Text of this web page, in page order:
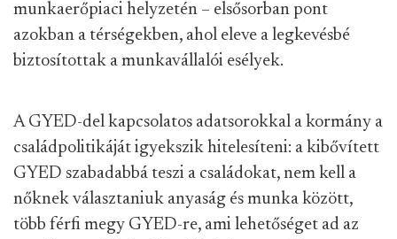
munkaerőpiaci helyzetén – elsősorban pont
azokban a térségekben, ahol eleve a legkevésbé
biztosítottak a munkavállalói esélyek.
A GYED-del kapcsolatos adatsorokkal a kormány a
családpolitikáját igyekszik hitelesíteni: a kibővített
GYED szabadabbá teszi a családokat, nem kell a
nőknek választaniuk anyaság és munka között,
több férfi megy GYED-re, ami lehetőséget ad az